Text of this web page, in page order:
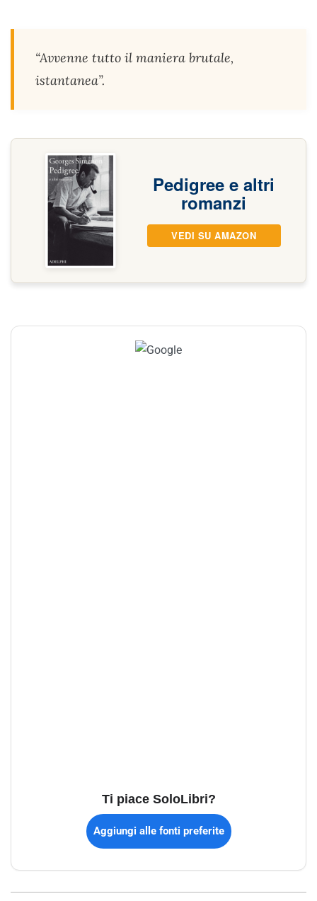
“Avvenne tutto il maniera brutale,
istantanea”.
Pedigree e altri
romanzi
VEDI SU AMAZON
Ti piace SoloLibri?
Aggiungi alle fonti preferite